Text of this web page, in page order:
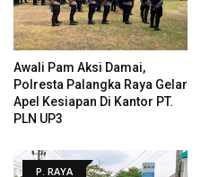
Awali Pam Aksi Damai,
Polresta Palangka Raya Gelar
Apel Kesiapan Di Kantor PT.
PLN UP3
P. RAYA